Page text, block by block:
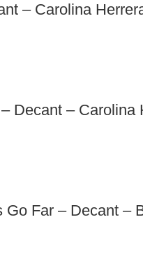
– Carolina
Decant – Carolina
Go Far – Decant –